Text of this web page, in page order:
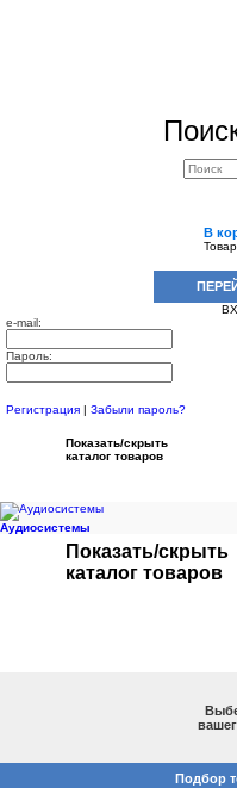
В
e-mail:
Пароль:
Регистрация
Забыли пароль?
Показать/скрыть
каталог товаров
Аудиосистемы
Показать/скрыть
каталог товаров
Подбор